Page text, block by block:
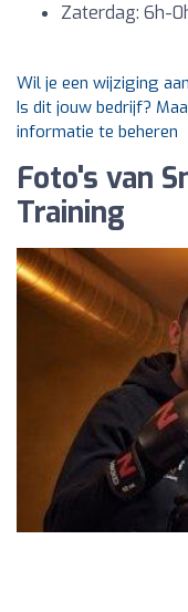
Zaterdag: 6h-
Wil je een wijziging
Is dit jouw bedrijf?
informatie te beheren
Foto's van
Training